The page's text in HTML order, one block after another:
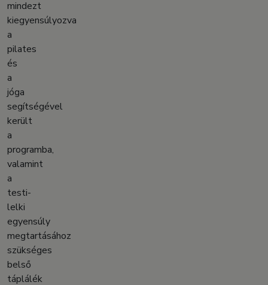
mindezt
kiegyensúlyozva
a
pilates
és
a
jóga
segítségével
került
a
programba,
valamint
a
testi-
lelki
egyensúly
megtartásához
szükséges
belső
táplálék